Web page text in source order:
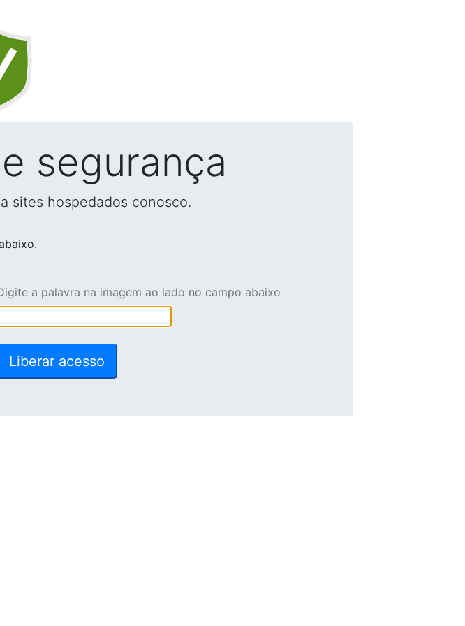
segurança
sites hospedados conosco.
a palavra na imagem ao lado no campo abaixo